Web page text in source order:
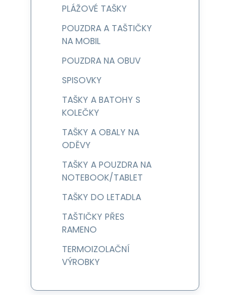
PLÁŽOVÉ TAŠKY
POUZDRA A TAŠTIČKY
NA MOBIL
POUZDRA NA OBUV
SPISOVKY
TAŠKY A BATOHY S
KOLEČKY
TAŠKY A OBALY NA
ODĚVY
TAŠKY A POUZDRA NA
NOTEBOOK/TABLET
TAŠKY DO LETADLA
TAŠTIČKY PŘES
RAMENO
TERMOIZOLAČNÍ
VÝROBKY